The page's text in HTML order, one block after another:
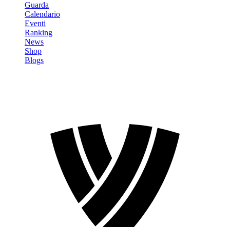
Guarda
Calendario
Eventi
Ranking
News
Shop
Blogs